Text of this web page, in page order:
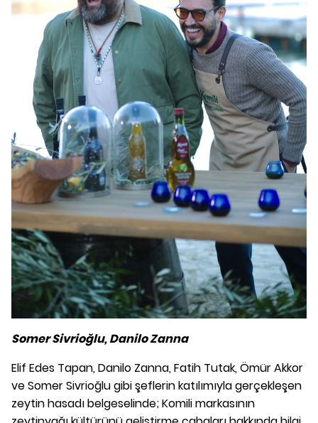
Somer Sivrioğlu, Danilo Zanna
Elif Edes Tapan, Danilo Zanna, Fatih Tutak, Ömür Akkor
ve Somer Sivrioğlu gibi şeflerin katılımıyla gerçekleşen
zeytin hasadı belgeselinde; Komili markasının